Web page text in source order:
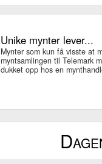
Unike mynter lever...
Mynter som kun få visste at
myntsamlingen til Telemark
dukket opp hos en
D